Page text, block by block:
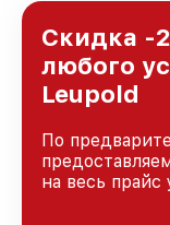
Скидка -
любого
Leupold
По
на весь прайс